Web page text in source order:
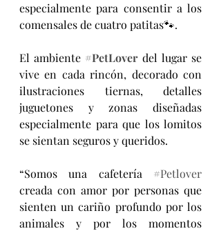
especialmente para consentir a los
comensales de cuatro patitas🐾.
El ambiente #PetLover del lugar se
vive en cada rincón, decorado con
ilustraciones tiernas, detalles
juguetones y zonas diseñadas
especialmente para que los lomitos
se sientan seguros y queridos.
“Somos una cafetería #Petlover
creada con amor por personas que
sienten un cariño profundo por los
animales y por los momentos